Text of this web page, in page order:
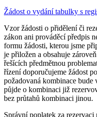
Žádost o vydání tabulky s
Vzor žádosti o přidělení či
zákon ani prováděcí předpis
formu žádosti, kterou jsme
je přiložen a obsahuje
řešících předmětnou
řízení doporučujeme žádost
požadovaná kombinace bude
půjde o kombinaci již
bez průtahů kombinaci jinou.
Správní poplatek za